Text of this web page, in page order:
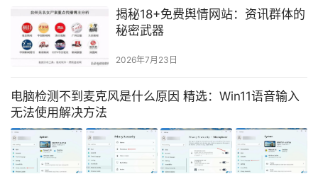
揭秘18+免费舆情网站：资讯群体的
秘密武器
2026年7月23日
电脑检测不到麦克风是什么原因 精选：Win11语音输入
无法使用解决方法